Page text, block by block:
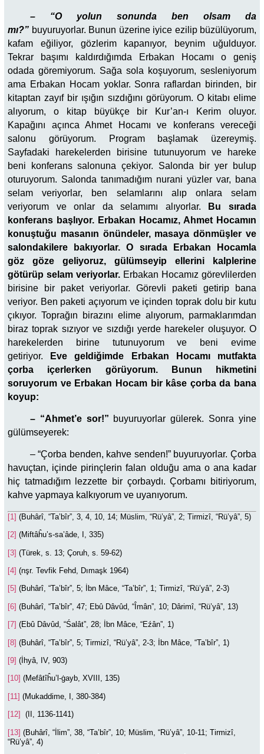
– “O yolun sonunda ben olsam da
mı?” buyuruyorlar. Bunun üzerine iyice ezilip büzülüyorum,
kafam eğiliyor, gözlerim kapanıyor, beynim uğulduyor.
Tekrar başımı kaldırdığımda Erbakan Hocamı o geniş
odada göremiyorum. Sağa sola koşuyorum, sesleniyorum
ama Erbakan Hocam yoklar. Sonra raflardan birinden, bir
kitaptan zayıf bir ışığın sızdığını görüyorum. O kitabı elime
alıyorum, o kitap büyükçe bir Kur’an-ı Kerim oluyor.
Kapağını açınca Ahmet Hocamı ve konferans vereceği
salonu görüyorum. Program başlamak üzereymiş.
Sayfadaki harekelerden birisine tutunuyorum ve hareke
beni konferans salonuna çekiyor. Salonda bir yer bulup
oturuyorum. Salonda tanımadığım nurani yüzler var, bana
selam veriyorlar, ben selamlarını alıp onlara selam
veriyorum ve onlar da selamımı alıyorlar.
Bu sırada
konferans başlıyor. Erbakan Hocamız, Ahmet Hocamın
konuştuğu masanın önündeler, masaya dönmüşler ve
salondakilere bakıyorlar. O sırada Erbakan Hocamla
göz göze geliyoruz, gülümseyip ellerini kalplerine
götürüp selam veriyorlar. Erbakan Hocamız görevlilerden
birisine bir paket veriyorlar. Görevli paketi getirip bana
veriyor. Ben paketi açıyorum ve içinden toprak dolu bir kutu
çıkıyor. Toprağın birazını elime alıyorum, parmaklarımdan
biraz toprak sızıyor ve sızdığı yerde harekeler oluşuyor. O
harekelerden birine tutunuyorum ve beni evime
getiriyor.
Eve geldiğimde Erbakan Hocamı mutfakta
çorba içerlerken görüyorum. Bunun hikmetini
soruyorum ve Erbakan Hocam bir kâse çorba da bana
koyup:
– “Ahmet’e sor!” buyuruyorlar gülerek. Sonra yine
gülümseyerek:
– “Çorba benden, kahve senden!” buyuruyorlar. Çorba
havuçtan, içinde pirinçlerin falan olduğu ama o ana kadar
hiç tatmadığım lezzette bir çorbaydı. Çorbamı bitiriyorum,
kahve yapmaya kalkıyorum ve uyanıyorum.
[1] (Buhârî, “Ta’bîr”, 3, 4, 10, 14; Müslim, “Rü’yâ”, 2; Tirmizî, “Rü’yâ”, 5)
[2] (Miftâĥu’s-sa’âde, I, 335)
[3] (Türek, s. 13; Çoruh, s. 59-62)
[4] (nşr. Tevfik Fehd, Dımaşk 1964)
[5] (Buhârî, “Ta’bîr”, 5; İbn Mâce, “Ta’bîr”, 1; Tirmizî, “Rü’yâ”, 2-3)
[6] (Buhârî, “Ta’bîr”, 47; Ebû Dâvûd, “Îmân”, 10; Dârimî, “Rü’yâ”, 13)
[7] (Ebû Dâvûd, “Śalât”, 28; İbn Mâce, “Eźân”, 1)
[8] (Buhârî, “Ta’bîr”, 5; Tirmizî, “Rü’yâ”, 2-3; İbn Mâce, “Ta’bîr”, 1)
[9] (İhyâ, IV, 903)
[10] (Mefâtîĥu’l-ġayb, XVIII, 135)
[11] (Mukaddime, I, 380-384)
[12] (II, 1136-1141)
[13] (Buhârî, “İlim”, 38, “Ta’bîr”, 10; Müslim, “Rü’yâ”, 10-11; Tirmizî,
“Rü’yâ”, 4)